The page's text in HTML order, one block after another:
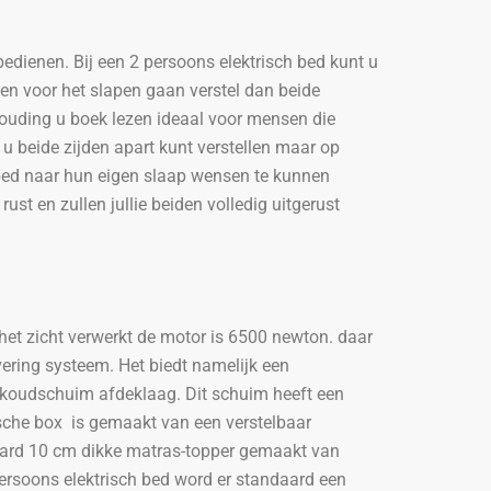
Bij een 2 persoons elektrisch bed kunt u
voor het slapen gaan verstel dan beide
u boek lezen ideaal voor mensen die
beide zijden apart kunt verstellen maar op
naar hun eigen slaap wensen te kunnen
en zullen jullie beiden volledig uitgerust
zicht verwerkt de motor is 6500 newton. daar
systeem. Het biedt namelijk een
afdeklaag. Dit schuim heeft een
box is gemaakt van een verstelbaar
10 cm dikke matras-topper gemaakt van
elektrisch bed word er standaard een